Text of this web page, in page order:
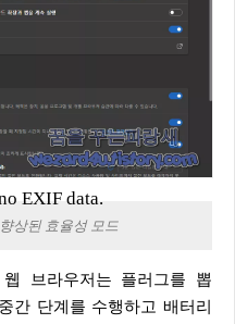
EXIF data.
상된 효율성 모드
간 단계를 수행하고 배터리